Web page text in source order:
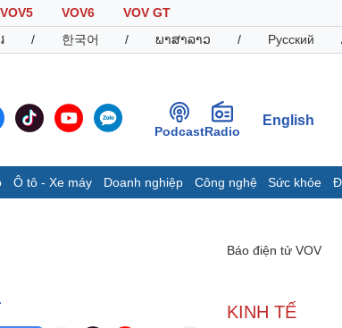
VOV5 VOV6
VOV GT
/ 한국어 / ພາສາລາວ / Русский
PodcastRadio
English
Ô tô - Xe máy Doanh nghiệp Công nghệ Sức khỏe
Bất động sảnBáo điện tử VOV
KINH TẾ